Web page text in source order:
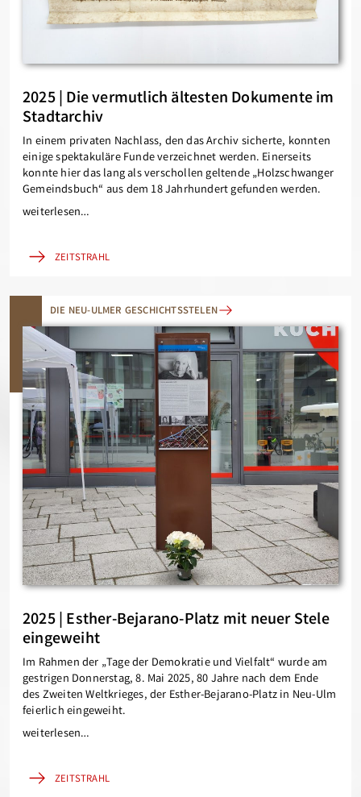
2025 | Die vermutlich ältesten Dokumente im
Stadtarchiv
In einem privaten Nachlass, den das Archiv sicherte, konnten
einige spektakuläre Funde verzeichnet werden. Einerseits
konnte hier das lang als verschollen geltende „Holzschwanger
Gemeindsbuch“ aus dem 18 Jahrhundert gefunden werden.
weiterlesen…
ZEITSTRAHL
DIE NEU-ULMER GESCHICHTSSTELEN
2025 | Esther-Bejarano-Platz mit neuer Stele
eingeweiht
Im Rahmen der „Tage der Demokratie und Vielfalt“ wurde am
gestrigen Donnerstag, 8. Mai 2025, 80 Jahre nach dem Ende
des Zweiten Weltkrieges, der Esther-Bejarano-Platzin Neu-Ulm
feierlich eingeweiht.
weiterlesen…
ZEITSTRAHL